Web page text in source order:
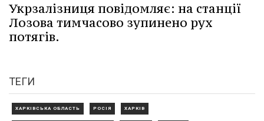
Укрзалізниця повідомляє: на станції
Лозова тимчасово зупинено рух
потягів.
ТЕГИ
ХАРКІВСЬКА ОБЛАСТЬ РОСІЯ ХАРКІВ